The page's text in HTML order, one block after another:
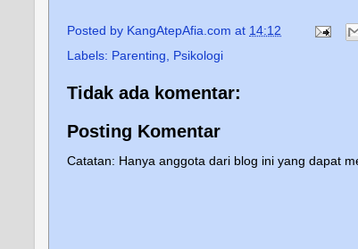
Posted by KangAtepAfia.com at 14:12
Labels: Parenting Psikologi
Tidak ada komentar:
Posting Komentar
Catatan: Hanya anggota dari blog ini yang dapat